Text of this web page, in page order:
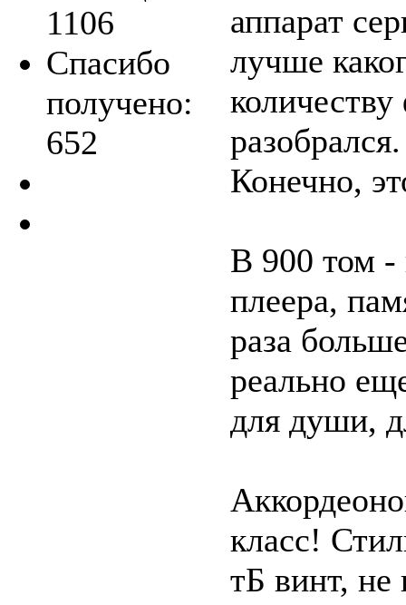
1106
Спасибо
получено:
652
аппарат
лучше
Конечно,
В 900 том -
плеера,
раза
реально
для души,
класс!
тБ винт,